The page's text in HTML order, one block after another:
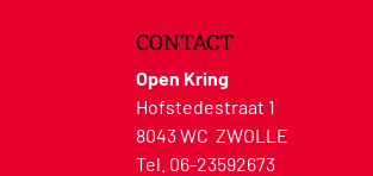
CONTACT
Open Kring
Hofstedestraat 1
8043 WC ZWOLLE
Tel. 06-23592673